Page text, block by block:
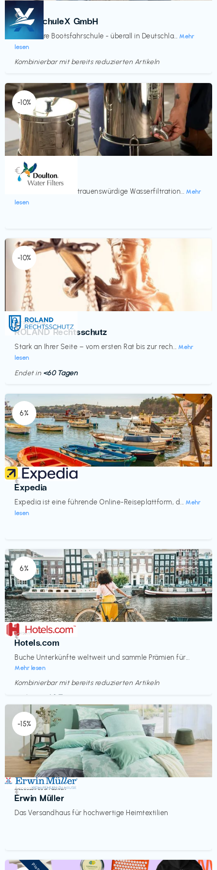
Kurse
BootsschuleX GmbH
Deine faire Bootsfahrschule - überall in Deutschla... Mehr
lesen
€‎
Kombinierbar mit bereits reduzierten Artikeln
-10%
Küche & Haushalt
Doulton
Seit 200 Jahren vertrauenswürdige Wasserfiltration... Mehr
lesen
€‎
-10%
Versicherung
ROLAND Rechtsschutz
Stark an Ihrer Seite – vom ersten Rat bis zur rech... Mehr
lesen
€‎
Endet in <60 Tagen
6%
Reisen
Expedia
Expedia ist eine führende Online-Reiseplattform, d... Mehr
lesen
€‎
6%
Reisen
Hotels.com
Buche Unterkünfte weltweit und sammle Prämien für...
Mehr lesen
€‎
Kombinierbar mit bereits reduzierten Artikeln
Endet in
<60 Tagen
-15%
Accessoires & Fashion
Erwin Müller
Das Versandhaus für hochwertige Heimtextilien
€‎